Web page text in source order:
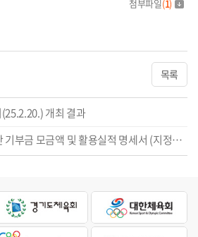
첨부파일(1)
목록
개최 결과
2024년도 연간 기부금 모금액 및 활용실적 명세서 (지정기부금)